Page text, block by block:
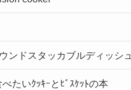
ンドスタッカブルディッシュ
たいｸｯｷｰとﾋﾞｽｹｯﾄの本